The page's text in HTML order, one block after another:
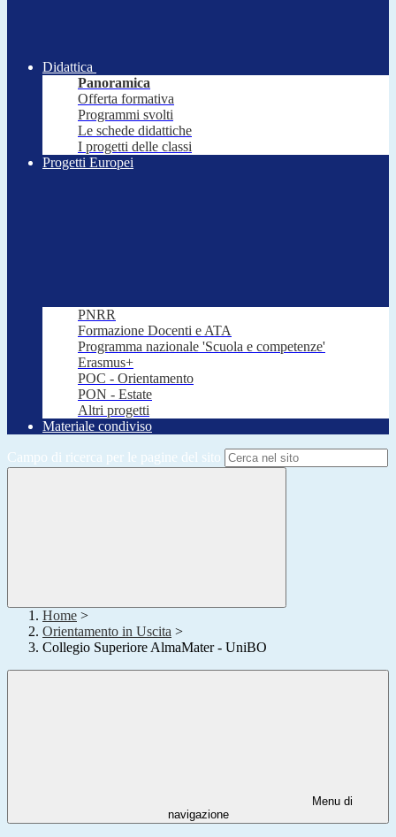
Didattica
Panoramica
Offerta formativa
Programmi svolti
Le schede didattiche
I progetti delle classi
Progetti Europei
PNRR
Formazione Docenti e ATA
Programma nazionale 'Scuola e competenze'
Erasmus+
POC - Orientamento
PON - Estate
Altri progetti
Materiale condiviso
Campo di ricerca per le pagine del sito
Home >
Orientamento in Uscita >
Collegio Superiore AlmaMater - UniBO
Menu di
navigazione